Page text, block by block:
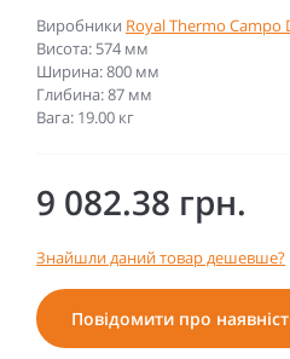
Виробники Royal Thermo Campo
Висота: 574 мм
Ширина: 800 мм
Глибина: 87 мм
Вага: 19.00 кг
9 082.38 грн.
Знайшли даний товар дешевше?
Повідомити про